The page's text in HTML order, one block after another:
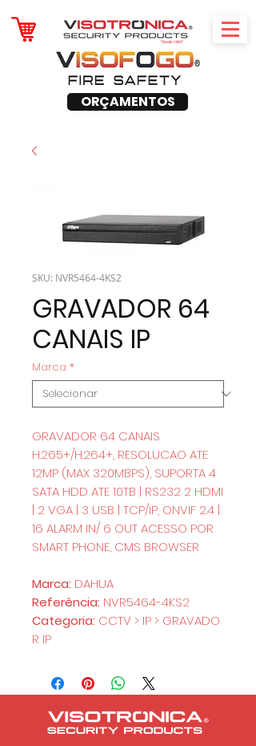
ORÇAMENTOS
SKU: NVR5464-4KS2
GRAVADOR 64
CANAIS IP
Marca *
GRAVADOR 64 CANAIS
H.265+/H.264+, RESOLUCAO ATE
12MP (MAX 320MBPS), SUPORTA 4
SATA HDD ATE 10TB | RS232 2 HDMI
| 2 VGA | 3 USB | TCP/IP, ONVIF 2.4 |
16 ALARM IN/ 6 OUT ACESSO POR
SMART PHONE, CMS BROWSER
Marca: DAHUA
Referência: NVR5464-4KS2
Categoria: CCTV > IP > GRAVADO
R IP